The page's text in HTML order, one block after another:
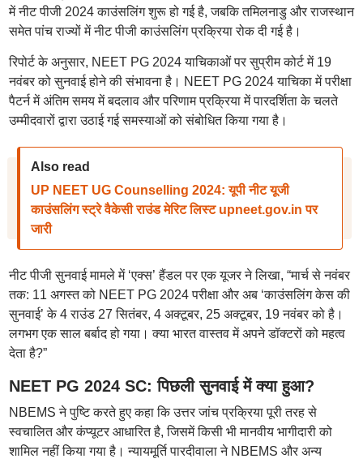
में नीट पीजी 2024 काउंसलिंग शुरू हो गई है, जबकि तमिलनाडु और राजस्थान
समेत पांच राज्यों में नीट पीजी काउंसलिंग प्रक्रिया रोक दी गई है।
रिपोर्ट के अनुसार, NEET PG 2024 याचिकाओं पर सुप्रीम कोर्ट में 19
नवंबर को सुनवाई होने की संभावना है। NEET PG 2024 याचिका में परीक्षा
पैटर्न में अंतिम समय में बदलाव और परिणाम प्रक्रिया में पारदर्शिता के चलते
उम्मीदवारों द्वारा उठाई गई समस्याओं को संबोधित किया गया है।
Also read
UP NEET UG Counselling 2024: यूपी नीट यूजी
काउंसलिंग स्ट्रे वैकेसी राउंड मेरिट लिस्ट upneet.gov.in पर
जारी
नीट पीजी सुनवाई मामले में ‘एक्स’ हैंडल पर एक यूजर ने लिखा, “मार्च से नवंबर
तक: 11 अगस्त को NEET PG 2024 परीक्षा और अब ‘काउंसलिंग केस की
सुनवाई’ के 4 राउंड 27 सितंबर, 4 अक्टूबर, 25 अक्टूबर, 19 नवंबर को है।
लगभग एक साल बर्बाद हो गया। क्या भारत वास्तव में अपने डॉक्टरों को महत्व
देता है?”
NEET PG 2024 SC: पिछली सुनवाई में क्या हुआ?
NBEMS ने पुष्टि करते हुए कहा कि उत्तर जांच प्रक्रिया पूरी तरह से
स्वचालित और कंप्यूटर आधारित है, जिसमें किसी भी मानवीय भागीदारी को
शामिल नहीं किया गया है। न्यायमूर्ति पारदीवाला ने NBEMS और अन्य